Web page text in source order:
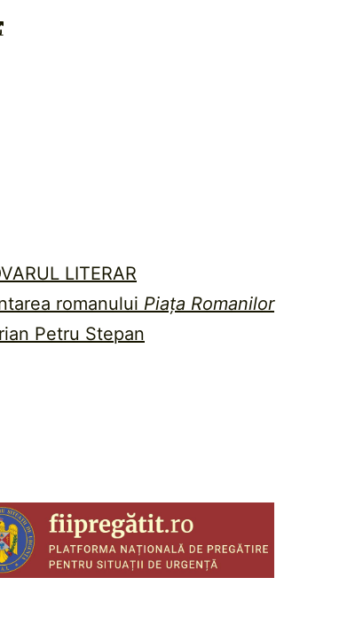
LITERAR
romanului Piața Romanilor
Petru Stepan